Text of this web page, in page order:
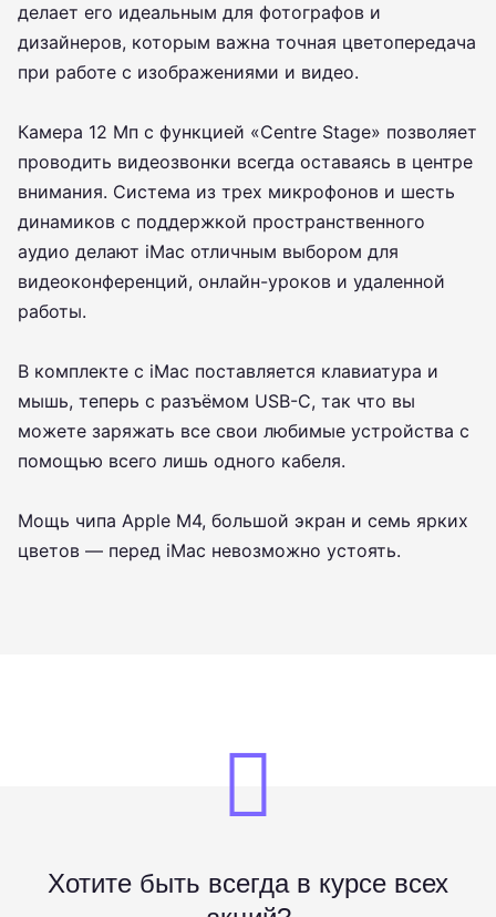
делает его идеальным для фотографов и
дизайнеров, которым важна точная цветопередача
при работе с изображениями и видео.
Камера 12 Мп с функцией «Centre Stage» позволяет
проводить видеозвонки всегда оставаясь в центре
внимания. Система из трех микрофонов и шесть
динамиков с поддержкой пространственного
аудио делают iMac отличным выбором для
видеоконференций, онлайн-уроков и удаленной
работы.
В комплекте с iMac поставляется клавиатура и
мышь, теперь с разъёмом USB-C, так что вы
можете заряжать все свои любимые устройства с
помощью всего лишь одного кабеля.
Мощь чипа Apple M4, большой экран и семь ярких
цветов — перед iMac невозможно устоять.
Хотите быть всегда в курсе всех